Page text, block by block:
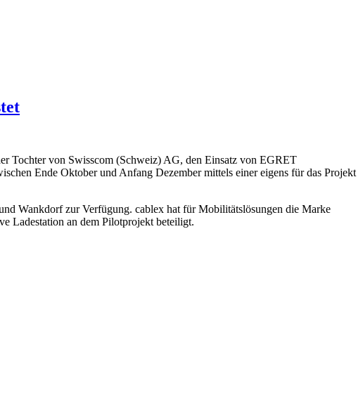
Tochter von Swisscom (Schweiz) AG, den Einsatz von EGRET
Ende Oktober und Anfang Dezember mittels einer eigens für das Projekt
Wankdorf zur Verfügung. cablex hat für Mobilitätslösungen die Marke
Ladestation an dem Pilotprojekt beteiligt.